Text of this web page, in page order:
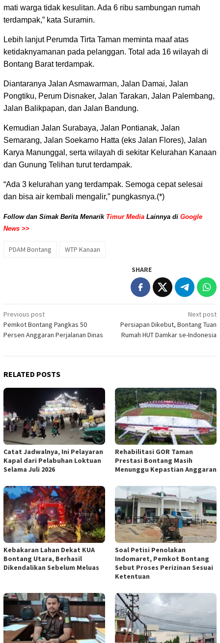
mati warga tidak kesulitan. Ada 6 ribu sambungan rumah
terdampak,” kata Suramin.
Lebih lanjut Perumda Tirta Taman meminta maaf atas
ketidaknyamanan pada pelanggan. Total ada 16 wilayah di
Bontang Barat terdampak.
Diantaranya Jalan Asmawarman, Jalan Damai, Jalan
Pongtiku, Perum Disnaker, Jalan Tarakan, Jalan Palembang,
Jalan Balikpapan, dan Jalan Bandung.
Kemudian Jalan Surabaya, Jalan Pontianak, Jalan
Semarang, Jalan Soekarno Hatta (eks Jalan Flores), Jalan
Karya Manunggal, serta wilayah di sekitar Kelurahan Kanaan
dan Gunung Telihan turut terdampak.
“Ada 3 kelurahan yang terdampak. Semoga cepat selesai
dan bisa air kembali mengalir,” pungkasnya.(*)
Follow dan Simak Berita Menarik Timur Media Lainnya di Google
News >>
PDAM Bontang WTP Kanaan
SHARE
Post
navigation
Previous post
Pemkot Bontang Pangkas 50
Persen Anggaran Perjalanan Dinas
Next post
Persiapan Dikebut, Bontang Tuan
Rumah HUT Damkar se-Indonesia
RELATED POSTS
Catat Jadwalnya, Ini Pelayaran
Kapal dari Pelabuhan Loktuan
Selama Juli 2026
Rehabilitasi GOR Taman
Prestasi Bontang Masih
Menunggu Kepastian Anggaran
Kebakaran Lahan Dekat KUA
Bontang Utara, Berhasil
Dikendalikan Sebelum Meluas
Soal Petisi Penolakan
Indomaret, Pemkot Bontang
Sebut Proses Perizinan Sesuai
Ketentuan